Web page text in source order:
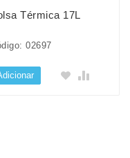
Térmica 17L
02697